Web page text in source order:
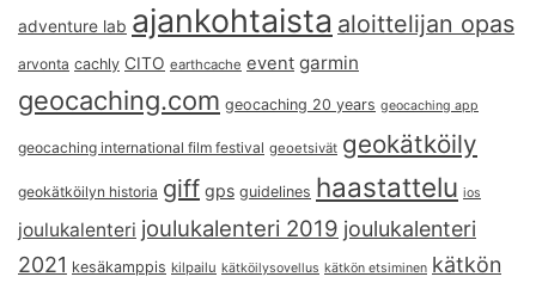
adventure lab ajankohtaista aloittelijan opas
arvonta cachly CITO earthcache event garmin
geocaching.com geocaching 20 years geocaching app
geocaching international film festival geoetsivät geokätköily
geokätköilyn historia giff gps guidelines haastattelu ios
joulukalenteri joulukalenteri 2019 joulukalenteri
2021 kesäkamppis kilpailu kätköilysovellus kätkön etsiminen kätkön